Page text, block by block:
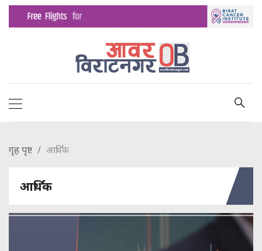
गृह पृष्ट आर्थिक
आर्थिक